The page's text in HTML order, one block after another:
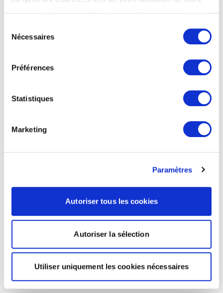
Nécessaires
Préférences
Statistiques
Marketing
Paramètres
Autoriser tous les cookies
Autoriser la sélection
Utiliser uniquement les cookies nécessaires